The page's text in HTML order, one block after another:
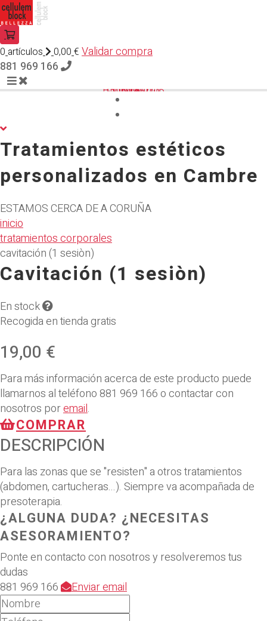
0 artículos 0,00 € Validar compra
881 969 166
INICIO
SERVICIOS
PRODUCTOS
CONTACTO
Tratamientos estéticos
personalizados en Cambre
ESTAMOS CERCA DE A CORUÑA
inicio
tratamientos corporales
cavitación (1 sesiòn)
Cavitación (1 sesiòn)
En stock
Recogida en tienda gratis
19,00 €
Para más información acerca de este producto puede
llamarnos al teléfono881 969 166o contactar con
nosotros poremail.
COMPRAR
DESCRIPCIÓN
Para las zonas que se "resisten" a otros tratamientos
(abdomen, cartucheras...). Siempre va acompañada de
presoterapia.
¿ALGUNA DUDA? ¿NECESITAS
ASESORAMIENTO?
Ponte en contacto con nosotros y resolveremos tus
dudas
881 969 166
Enviar email